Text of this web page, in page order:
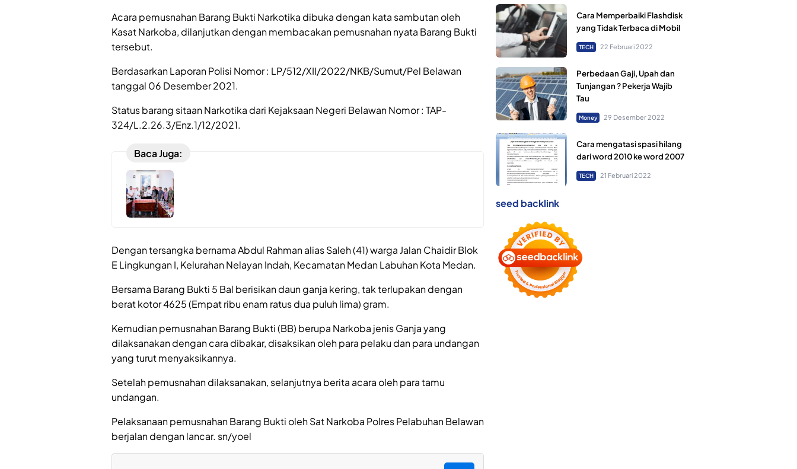
Acara pemusnahan Barang Bukti Narkotika dibuka dengan kata sambutan oleh
Kasat Narkoba, dilanjutkan dengan membacakan pemusnahan nyata Barang Bukti
tersebut.
Berdasarkan Laporan Polisi Nomor : LP/512/XII/2022/NKB/Sumut/Pel Belawan
tanggal 06 Desember 2021.
Status barang sitaan Narkotika dari Kejaksaan Negeri Belawan Nomor : TAP-
324/L.2.26.3/Enz.1/12/2021.
Baca Juga:
Dengan tersangka bernama Abdul Rahman alias Saleh (41) warga Jalan Chaidir Blok
E Lingkungan I, Kelurahan Nelayan Indah, Kecamatan Medan Labuhan Kota Medan.
Bersama Barang Bukti 5 Bal berisikan daun ganja kering, tak terlupakan dengan
berat kotor 4625 (Empat ribu enam ratus dua puluh lima) gram.
Kemudian pemusnahan Barang Bukti (BB) berupa Narkoba jenis Ganja yang
dilaksanakan dengan cara dibakar, disaksikan oleh para pelaku dan para undangan
yang turut menyaksikannya.
Setelah pemusnahan dilaksanakan, selanjutnya berita acara oleh para tamu
undangan.
Pelaksanaan pemusnahan Barang Bukti oleh Sat Narkoba Polres Pelabuhan Belawan
berjalan dengan lancar. sn/yoel
Cara Memperbaiki Flashdisk
yang Tidak Terbaca di Mobil
TECH 22 Februari 2022
Perbedaan Gaji, Upah dan
Tunjangan ? Pekerja Wajib
Tau
Money 29 Desember 2022
Cara mengatasi spasi hilang
dari word 2010 ke word 2007
TECH 21 Februari 2022
seed backlink